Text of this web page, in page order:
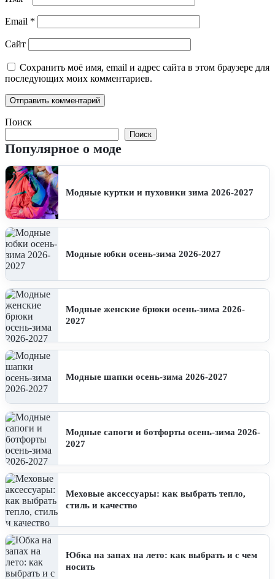
Email *
Сайт
Сохранить моё имя, email и адрес сайта в этом браузере для
последующих моих комментариев.
Поиск
Поиск
Популярное о моде
Модные куртки и пуховики зима 2026-2027
Модные юбки осень-зима 2026-2027
Модные женские брюки осень-зима 2026-
2027
Модные шапки осень-зима 2026-2027
Модные сапоги и ботфорты осень-зима 2026-
2027
Меховые аксессуары: как выбрать тепло,
стиль и качество
Юбка на запах на лето: как выбрать и с чем
носить